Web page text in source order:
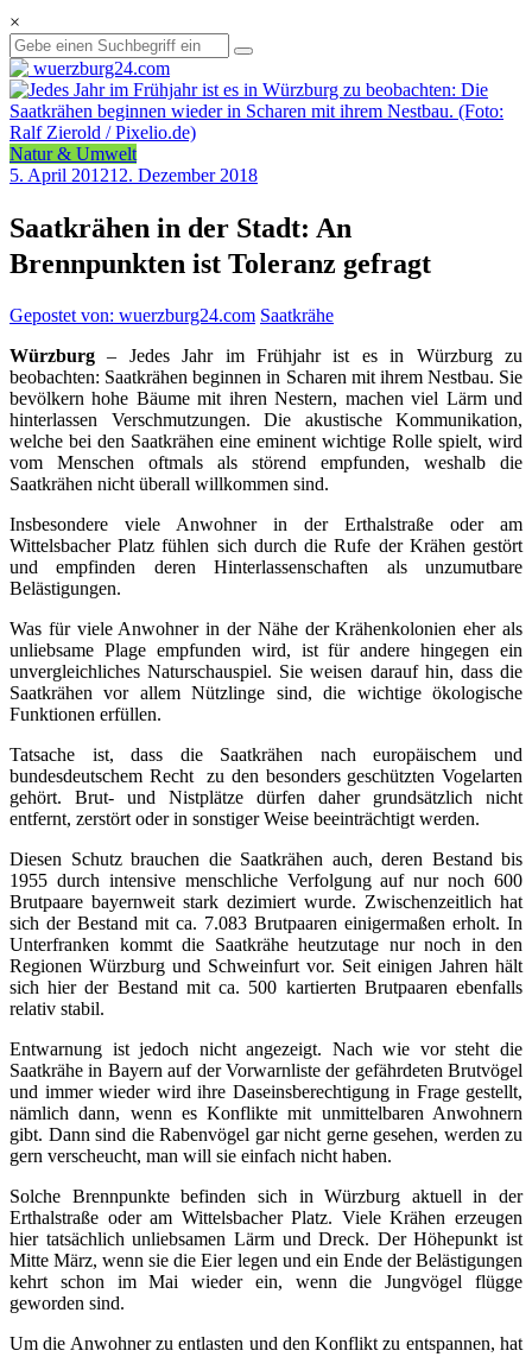
×
Natur & Umwelt
5. April 201212. Dezember 2018
Saatkrähen in der Stadt: An
Brennpunkten ist Toleranz gefragt
Gepostet von: wuerzburg24.com Saatkrähe
Würzburg – Jedes Jahr im Frühjahr ist es in Würzburg zu
beobachten: Saatkrähen beginnen in Scharen mit ihrem Nestbau. Sie
bevölkern hohe Bäume mit ihren Nestern, machen viel Lärm und
hinterlassen Verschmutzungen. Die akustische Kommunikation,
welche bei den Saatkrähen eine eminent wichtige Rolle spielt, wird
vom Menschen oftmals als störend empfunden, weshalb die
Saatkrähen nicht überall willkommen sind.
Insbesondere viele Anwohner in der Erthalstraße oder am
Wittelsbacher Platz fühlen sich durch die Rufe der Krähen gestört
und empfinden deren Hinterlassenschaften als unzumutbare
Belästigungen.
Was für viele Anwohner in der Nähe der Krähenkolonien eher als
unliebsame Plage empfunden wird, ist für andere hingegen ein
unvergleichliches Naturschauspiel. Sie weisen darauf hin, dass die
Saatkrähen vor allem Nützlinge sind, die wichtige ökologische
Funktionen erfüllen.
Tatsache ist, dass die Saatkrähen nach europäischem und
bundesdeutschem Recht zu den besonders geschützten Vogelarten
gehört. Brut- und Nistplätze dürfen daher grundsätzlich nicht
entfernt, zerstört oder in sonstiger Weise beeinträchtigt werden.
Diesen Schutz brauchen die Saatkrähen auch, deren Bestand bis
1955 durch intensive menschliche Verfolgung auf nur noch 600
Brutpaare bayernweit stark dezimiert wurde. Zwischenzeitlich hat
sich der Bestand mit ca. 7.083 Brutpaaren einigermaßen erholt. In
Unterfranken kommt die Saatkrähe heutzutage nur noch in den
Regionen Würzburg und Schweinfurt vor. Seit einigen Jahren hält
sich hier der Bestand mit ca. 500 kartierten Brutpaaren ebenfalls
relativ stabil.
Entwarnung ist jedoch nicht angezeigt. Nach wie vor steht die
Saatkrähe in Bayern auf der Vorwarnliste der gefährdeten Brutvögel
und immer wieder wird ihre Daseinsberechtigung in Frage gestellt,
nämlich dann, wenn es Konflikte mit unmittelbaren Anwohnern
gibt. Dann sind die Rabenvögel gar nicht gerne gesehen, werden zu
gern verscheucht, man will sie einfach nicht haben.
Solche Brennpunkte befinden sich in Würzburg aktuell in der
Erthalstraße oder am Wittelsbacher Platz. Viele Krähen erzeugen
hier tatsächlich unliebsamen Lärm und Dreck. Der Höhepunkt ist
Mitte März, wenn sie die Eier legen und ein Ende der Belästigungen
kehrt schon im Mai wieder ein, wenn die Jungvögel flügge
geworden sind.
Um die Anwohner zu entlasten und den Konflikt zu entspannen, hat